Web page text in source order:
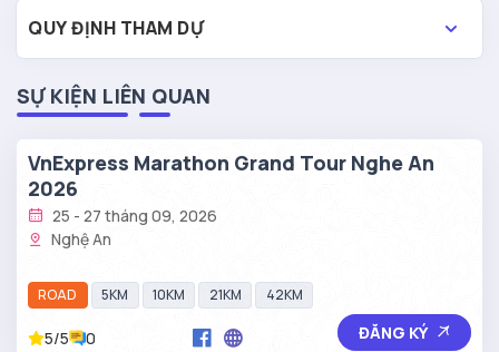
QUY ĐỊNH THAM DỰ
SỰ KIỆN LIÊN QUAN
VnExpress Marathon Grand Tour Nghe An
2026
25 - 27 tháng 09, 2026
Nghệ An
ROAD 5KM 10KM 21KM 42KM
5/5 0 ĐĂNG KÝ